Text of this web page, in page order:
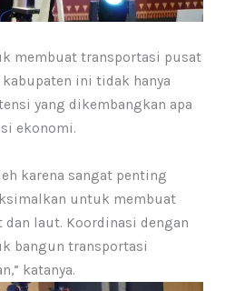
membuat transportasi pusat
ini tidak hanya
yang dikembangkan apa
ekonomi.
karena sangat penting
untuk membuat
laut. Koordinasi dengan
bangun transportasi
katanya.